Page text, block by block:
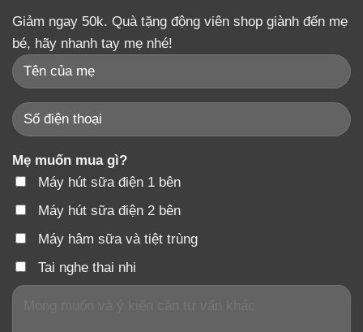
Giảm ngay 50k. Quà tặng động viên shop giành đến mẹ
bé, hãy nhanh tay mẹ nhé!
Mẹ muốn mua gì?
Máy hút sữa điện 1 bên
Máy hút sữa điện 2 bên
Máy hâm sữa và tiệt trùng
Tai nghe thai nhi